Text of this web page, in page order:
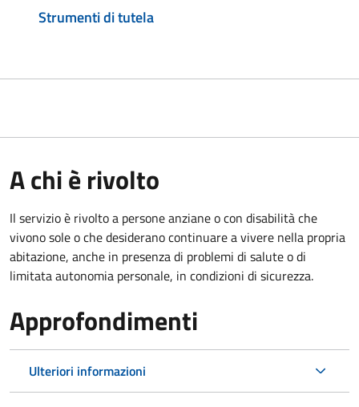
Strumenti di tutela
A chi è rivolto
Il servizio è rivolto a persone anziane o con disabilità che
vivono sole o che desiderano continuare a vivere nella propria
abitazione, anche in presenza di problemi di salute o di
limitata autonomia personale, in condizioni di sicurezza.
Approfondimenti
Ulteriori informazioni